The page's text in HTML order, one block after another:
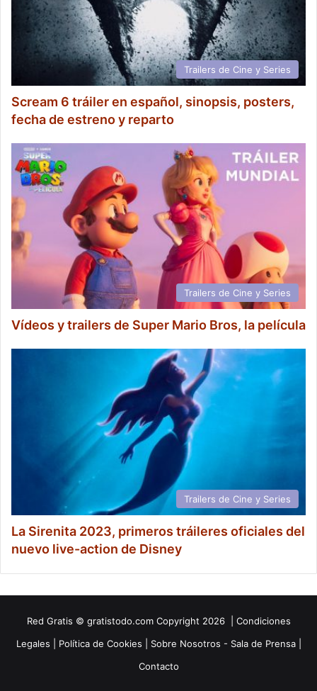
Trailers de Cine y Series
Scream 6 tráiler en español, sinopsis, posters,
fecha de estreno y reparto
Trailers de Cine y Series
Vídeos y trailers de Super Mario Bros, la película
Trailers de Cine y Series
La Sirenita 2023, primeros tráileres oficiales del
nuevo live-action de Disney
Red Gratis © gratistodo.com Copyright 2026 | Condiciones
Legales
Política de Cookies Sobre Nosotros - Sala de Prensa|
Contacto